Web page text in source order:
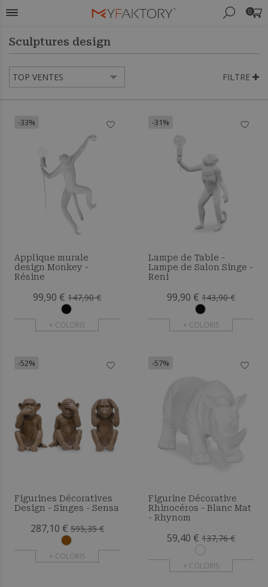
0
Sculptures design
FILTRE
-33%
Applique murale
design Monkey -
Résine
99,90 € 147,90 €
+ COLORIS
-31%
Lampe de Table -
Lampe de Salon Singe -
Reni
99,90 € 143,90 €
+ COLORIS
-52%
Figurines Décoratives
Design - Singes - Sensa
287,10 € 595,35 €
+ COLORIS
-57%
Figurine Décorative
Rhinocéros - Blanc Mat
- Rhynom
59,40 € 137,76 €
+ COLORIS